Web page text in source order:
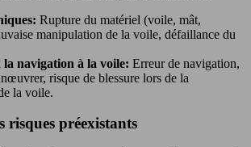
Rupture du matériel (voile, mât,
manipulation de la voile, défaillance du
la navigation à la voile: Erreur de navigation,
risque de blessure lors de la
la voile.
risques préexistants